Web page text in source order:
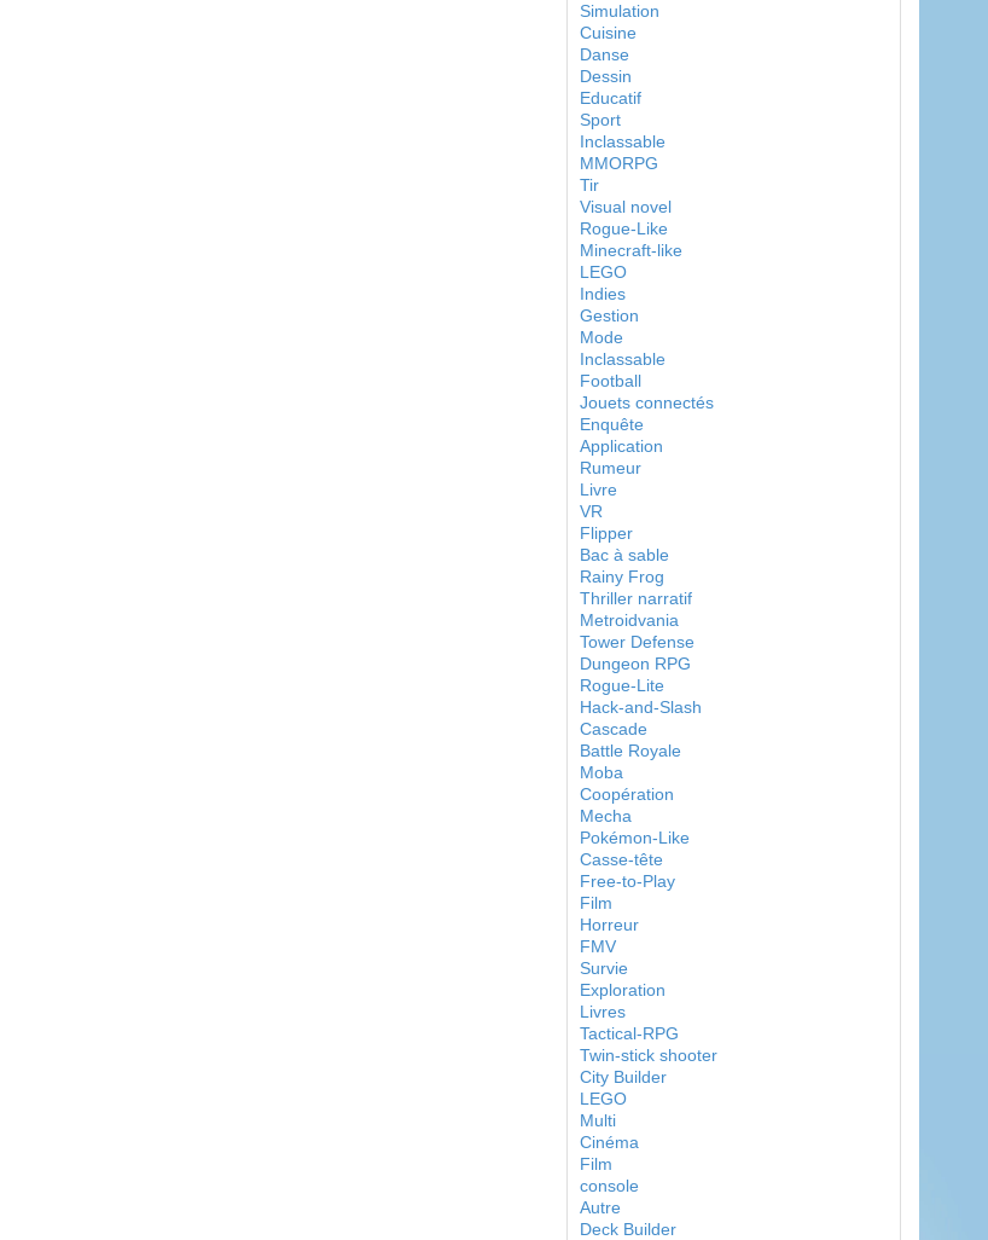
Simulation
Cuisine
Danse
Dessin
Educatif
Sport
Inclassable
MMORPG
Tir
Visual novel
Rogue-Like
Minecraft-like
LEGO
Indies
Gestion
Mode
Inclassable
Football
Jouets connectés
Enquête
Application
Rumeur
Livre
VR
Flipper
Bac à sable
Rainy Frog
Thriller narratif
Metroidvania
Tower Defense
Dungeon RPG
Rogue-Lite
Hack-and-Slash
Cascade
Battle Royale
Moba
Coopération
Mecha
Pokémon-Like
Casse-tête
Free-to-Play
Film
Horreur
FMV
Survie
Exploration
Livres
Tactical-RPG
Twin-stick shooter
City Builder
LEGO
Multi
Cinéma
Film
console
Autre
Deck Builder